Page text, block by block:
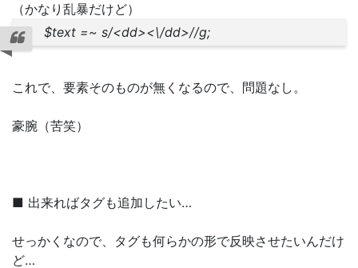
（かなり乱暴だけど）
$text =~ s/<dd><\/dd>//g;
これで、要素そのものが無くなるので、問題なし。
豪腕（苦笑）
■ 出来ればタグも追加したい…
せっかくなので、タグも何らかの形で反映させたいんだけ
ど…